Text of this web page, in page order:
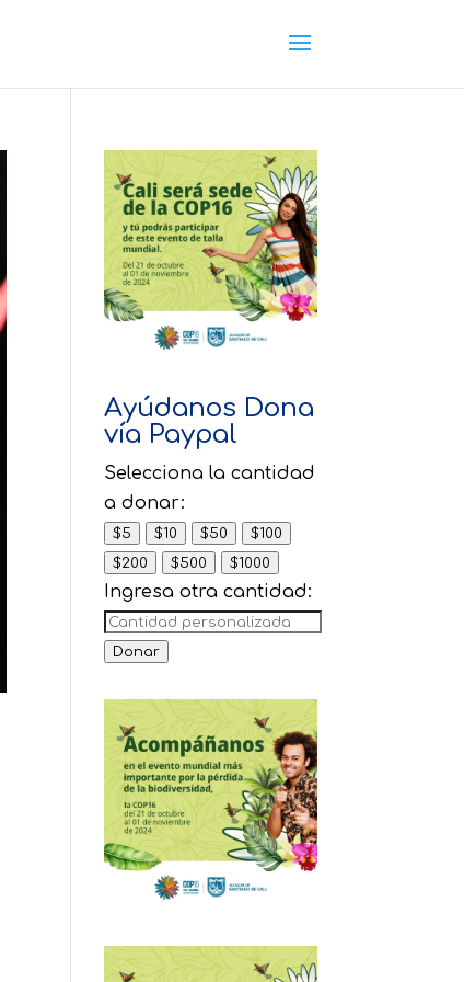
Ayúdanos Dona
vía Paypal
Selecciona la cantidad
a donar:
$5 $10 $50
$100
$200
$500 $1000
Ingresa otra cantidad:
Donar